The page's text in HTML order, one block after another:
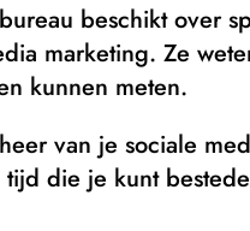
beschikt over
marketing. Ze
kunnen meten.
van je sociale
die je kunt